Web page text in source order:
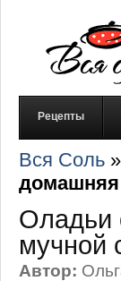
Рецепты
Вся Соль »
домашняя
Оладьи
мучной
Автор: